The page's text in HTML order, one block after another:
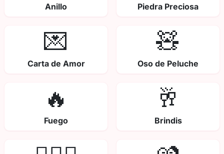
Anillo Piedra Preciosa
💌
Carta de Amor
🧸
Oso de Peluche
🔥
Fuego
🥂
Brindis